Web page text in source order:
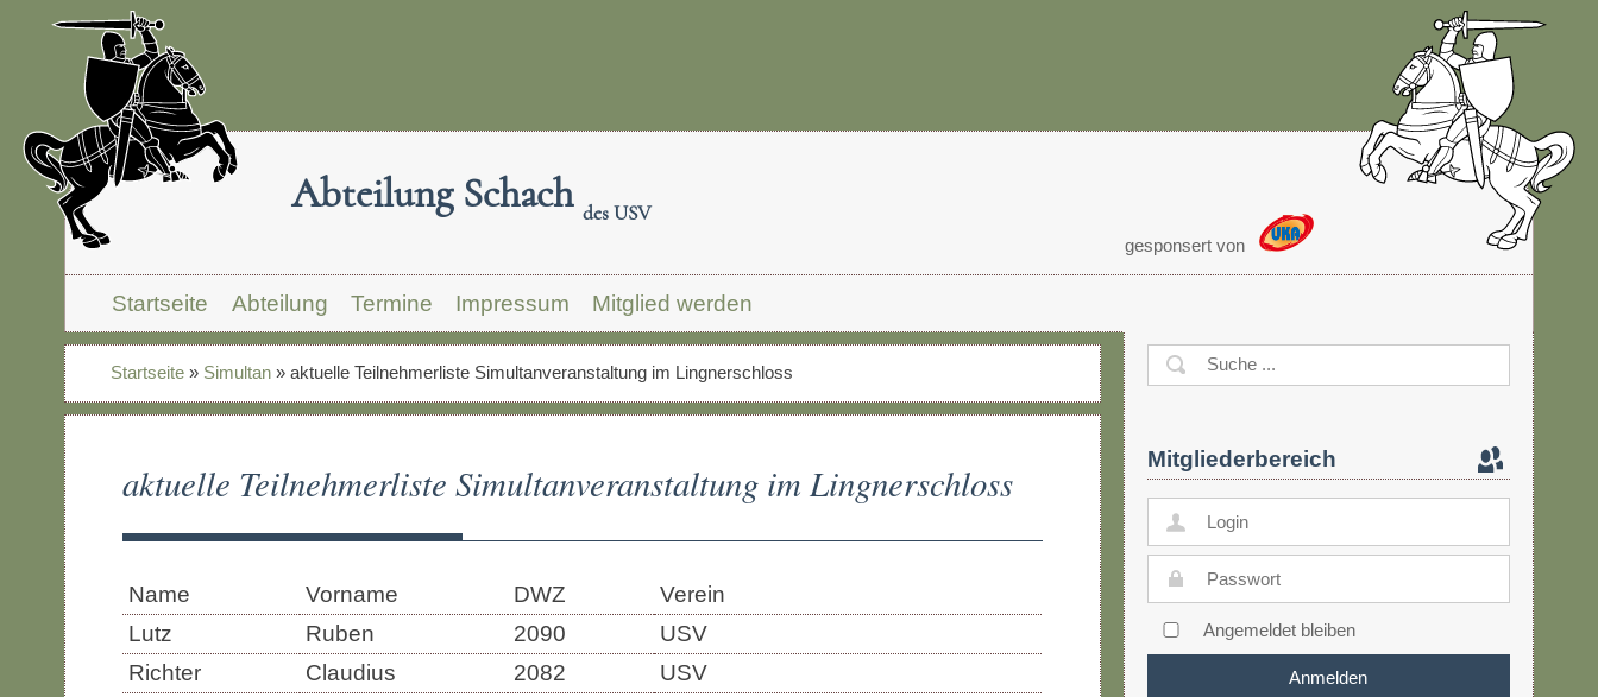
Abteilung Schach des USV
gesponsert von
Startseite Abteilung Termine Impressum Mitglied werden
Startseite » Simultan »aktuelle Teilnehmerliste Simultanveranstaltung im Lingnerschloss
aktuelle Teilnehmerliste Simultanveranstaltung im Lingnerschloss
Name Vorname DWZ
Verein
Lutz
Ruben 2090
USV
Richter
Claudius 2082
USV
Mitgliederbereich
Angemeldet bleiben